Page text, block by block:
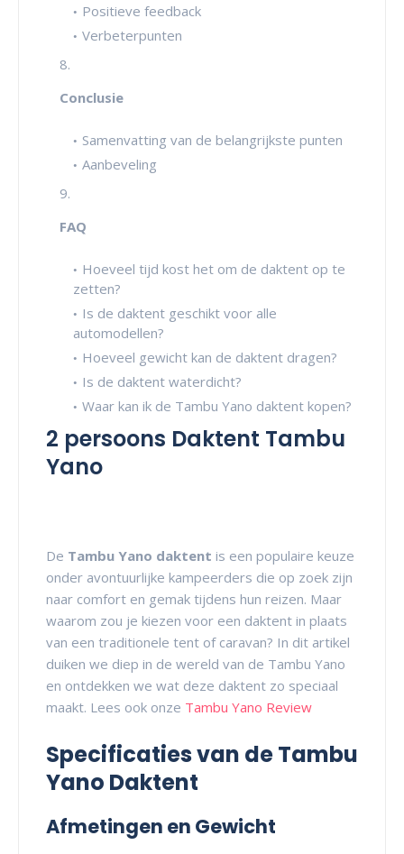
Positieve feedback
Verbeterpunten
Conclusie
Samenvatting van de belangrijkste punten
Aanbeveling
FAQ
Hoeveel tijd kost het om de daktent op te
zetten?
Is de daktent geschikt voor alle
automodellen?
Hoeveel gewicht kan de daktent dragen?
Is de daktent waterdicht?
Waar kan ik de Tambu Yano daktent kopen?
2 persoons Daktent Tambu
Yano
De Tambu Yano daktent is een populaire keuze
onder avontuurlijke kampeerders die op zoek zijn
naar comfort en gemak tijdens hun reizen. Maar
waarom zou je kiezen voor een daktent in plaats
van een traditionele tent of caravan? In dit artikel
duiken we diep in de wereld van de Tambu Yano
en ontdekken we wat deze daktent zo speciaal
maakt. Lees ook onze Tambu Yano Review
Specificaties van de Tambu
Yano Daktent
Afmetingen en Gewicht